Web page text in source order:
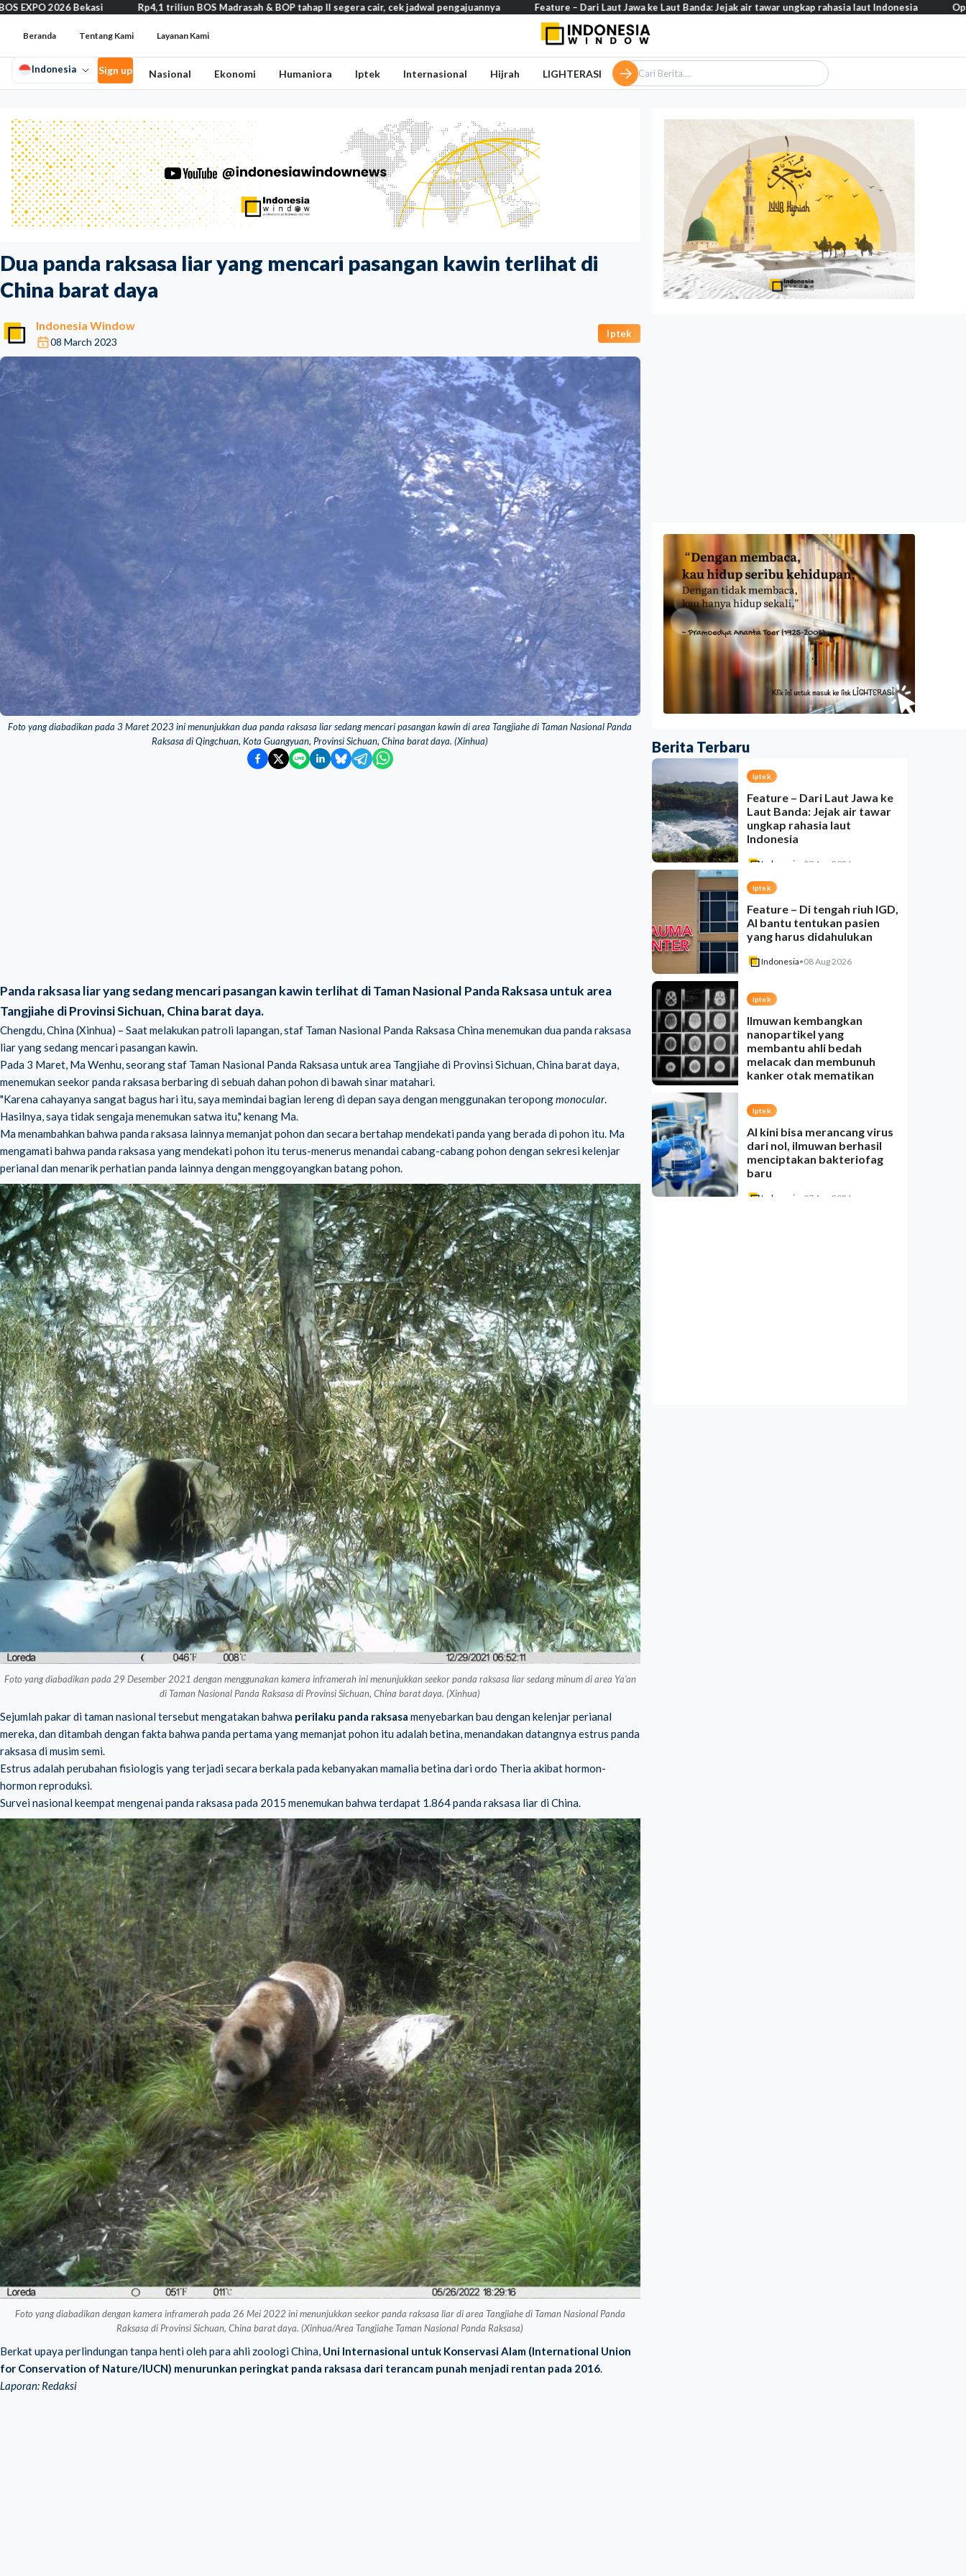
Dua panda raksasa liar yang mencari pasangan kawin terlihat di
China barat daya
Indonesia Window
08 March 2023
Iptek
Foto yang diabadikan pada 3 Maret 2023 ini menunjukkan dua panda raksasa liar sedang mencari pasangan kawin di area Tangjiahe di Taman Nasional Panda
Raksasa di Qingchuan, Kota Guangyuan, Provinsi Sichuan, China barat daya. (Xinhua)
Panda raksasa liar yang sedang mencari pasangan kawin terlihat di Taman Nasional Panda Raksasa untuk area
Tangjiahe di Provinsi Sichuan, China barat daya.
Chengdu, China (Xinhua) – Saat melakukan patroli lapangan, staf Taman Nasional Panda Raksasa China menemukan dua panda raksasa
liar yang sedang mencari pasangan kawin.
Pada 3 Maret, Ma Wenhu, seorang staf Taman Nasional Panda Raksasa untuk area Tangjiahe di Provinsi Sichuan, China barat daya,
menemukan seekor panda raksasa berbaring di sebuah dahan pohon di bawah sinar matahari.
"Karena cahayanya sangat bagus hari itu, saya memindai bagian lereng di depan saya dengan menggunakan teropongmonocular.
Hasilnya, saya tidak sengaja menemukan satwa itu," kenang Ma.
Ma menambahkan bahwa panda raksasa lainnya memanjat pohon dan secara bertahap mendekati panda yang berada di pohon itu. Ma
mengamati bahwa panda raksasa yang mendekati pohon itu terus-menerus menandai cabang-cabang pohon dengan sekresi kelenjar
perianal dan menarik perhatian panda lainnya dengan menggoyangkan batang pohon.
Foto yang diabadikan pada 29 Desember 2021 dengan menggunakan kamera inframerah ini menunjukkan seekor panda raksasa liar sedang minum di area Ya'an
di Taman Nasional Panda Raksasa di Provinsi Sichuan, China barat daya. (Xinhua)
Sejumlah pakar di taman nasional tersebut mengatakan bahwa perilaku panda raksasa menyebarkan bau dengan kelenjar perianal
mereka, dan ditambah dengan fakta bahwa panda pertama yang memanjat pohon itu adalah betina, menandakan datangnya estrus panda
raksasa di musim semi.
Estrus adalah perubahan fisiologis yang terjadi secara berkala pada kebanyakan mamalia betina dari ordo Theria akibat hormon-
hormon reproduksi.
Survei nasional keempat mengenai panda raksasa pada 2015 menemukan bahwa terdapat 1.864 panda raksasa liar di China.
Foto yang diabadikan dengan kamera inframerah pada 26 Mei 2022 ini menunjukkan seekor panda raksasa liar di area Tangjiahe di Taman Nasional Panda
Raksasa di Provinsi Sichuan, China barat daya. (Xinhua/Area Tangjiahe Taman Nasional Panda Raksasa)
Berkat upaya perlindungan tanpa henti oleh para ahli zoologi China, Uni Internasional untuk Konservasi Alam (International Union
for Conservation of Nature/IUCN) menurunkan peringkat panda raksasa dari terancam punah menjadi rentan pada 2016.
Laporan: Redaksi
Berita Terbaru
Iptek
Feature – Dari Laut Jawa ke
Laut Banda: Jejak air tawar
ungkap rahasia laut
Indonesia
Indonesia 09 Aug 2026
Iptek
Feature – Di tengah riuh IGD,
AI bantu tentukan pasien
yang harus didahulukan
Indonesia•08 Aug 2026
Iptek
Ilmuwan kembangkan
nanopartikel yang
membantu ahli bedah
melacak dan membunuh
kanker otak mematikan
Iptek
AI kini bisa merancang virus
dari nol, ilmuwan berhasil
menciptakan bakteriofag
baru
Indonesia 07 Aug 2026
Rp4,1 triliun BOS Madrasah & BOP tahap II segera cair, cek jadwal pengajuannya Feature – Dari Laut Jawa ke Laut Banda: Jejak air tawar ungkap rahasia laut Indonesia Opini - Wacana
Beranda Tentang Kami Layanan Kami
Indonesia Sign up Nasional Ekonomi Humaniora Iptek Internasional Hijrah LIGHTERASI